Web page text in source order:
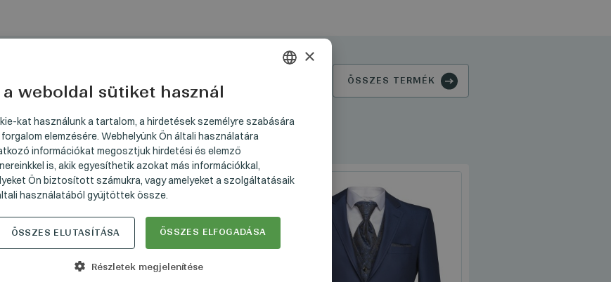
ÖSSZES TERMÉK
SZETT SZETT
GERMAN
×
a weboldal sütiket használ
kat használunk a tartalom, a hirdetések személyre szabására
elemzésére. Webhelyünk Ön általi használatára
információkat megosztjuk hirdetési és elemző
is, akik egyesíthetik azokat más információkkal,
Ön biztosított számukra, vagy amelyeket a szolgáltatásaik
használatából gyűjtöttek össze.
ÖSSZES ELFOGADÁSA
ÖSSZES ELUTASÍTÁSA
Részletek megjelenítése